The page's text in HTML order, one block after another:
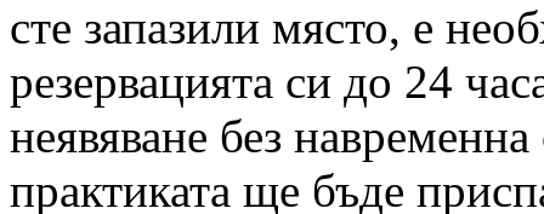
сте запазили място, е
резервацията си до 24
неявяване без
практиката ще бъде